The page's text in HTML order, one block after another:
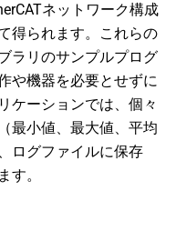
ネットワーク構成
得られます。これらの
ラリのサンプルプログ
や機器を必要とせずに
ケーションでは、個々
最小値、最大値、平均
ログファイルに保存
す。